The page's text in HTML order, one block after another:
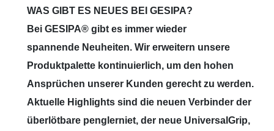
WAS GIBT ES NEUES BEI GESIPA?
Bei GESIPA® gibt es immer wieder
spannende Neuheiten. Wir erweitern unsere
Produktpalette kontinuierlich, um den hohen
Ansprüchen unserer Kunden gerecht zu werden.
Aktuelle Highlights sind die neuen Verbinder der
überlötbare penglerniet, der neue UniversalGrip,